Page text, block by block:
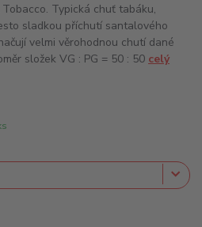
Typická chuť tabáku,
sladkou příchutí santalového
velmi věrohodnou chutí dané
složek VG : PG = 50 : 50 celý